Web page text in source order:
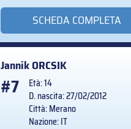
SCHEDA COMPLETA
JannikORCSIK
#7
Età: 14
D. nascita: 27/02/2012
Città: Merano
Nazione: IT